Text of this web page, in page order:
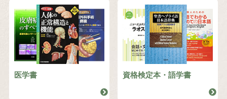
医学書 資格検定本・語学書